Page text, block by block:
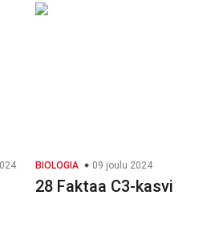
BIOLOGIA 09 joulu 2024
28 Faktaa C3-kasvi